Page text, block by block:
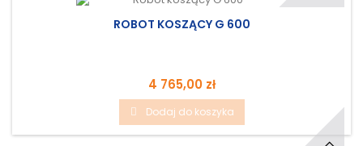
ROBOT KOSZĄCY G 600
4 765,00 zł
Dodaj do koszyka